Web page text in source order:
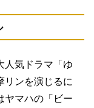
人気ドラマ「ゆ
ンを演じるに
ヤマハの「ビー